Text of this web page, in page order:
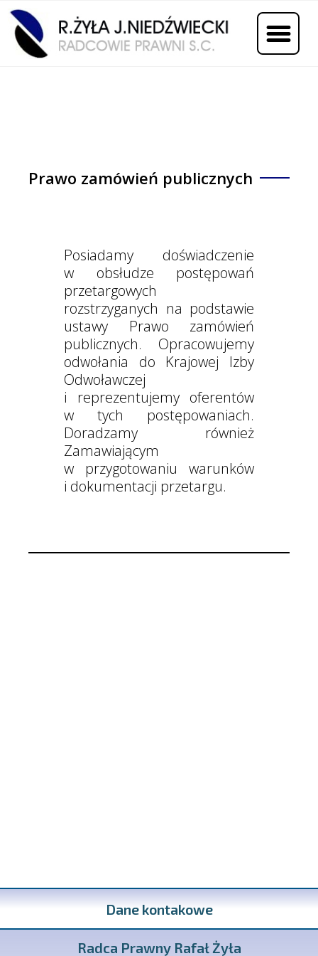
Prawo zamówień publicznych
Posiadamy doświadczenie
w obsłudze postępowań
przetargowych
rozstrzyganych na podstawie
ustawy Prawo zamówień
publicznych. Opracowujemy
odwołania do Krajowej Izby
Odwoławczej
i reprezentujemy oferentów
w tych postępowaniach.
Doradzamy również
Zamawiającym
w przygotowaniu warunków
i dokumentacji przetargu.
Dane kontakowe
Radca Prawny Rafał Żyła